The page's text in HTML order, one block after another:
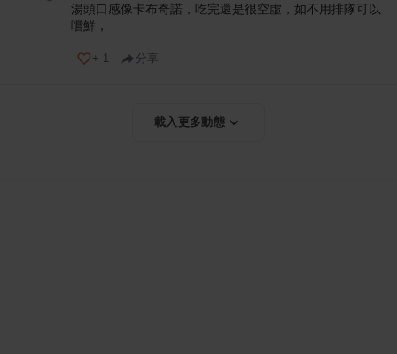
湯頭口感像卡布奇諾，吃完還是很空虛，如不用排隊可以
嚐鮮，
+ 1 分享
載入更多動態